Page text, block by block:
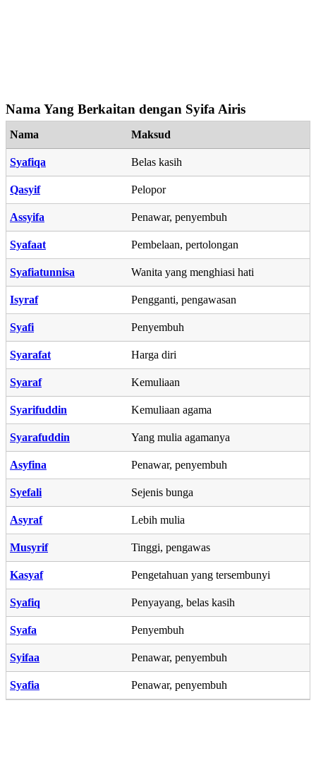
Nama Yang Berkaitan dengan Syifa Airis
Nama Maksud
Syafiqa Belas kasih
Qasyif Pelopor
Assyifa Penawar, penyembuh
Syafaat Pembelaan, pertolongan
Syafiatunnisa Wanita yang menghiasi hati
Isyraf Pengganti, pengawasan
Syafi Penyembuh
Syarafat Harga diri
Syaraf Kemuliaan
Syarifuddin Kemuliaan agama
Syarafuddin Yang mulia agamanya
Asyfina Penawar, penyembuh
Syefali Sejenis bunga
Asyraf Lebih mulia
Musyrif Tinggi, pengawas
Kasyaf Pengetahuan yang tersembunyi
Syafiq Penyayang, belas kasih
Syafa Penyembuh
Syifaa Penawar, penyembuh
Syafia Penawar, penyembuh